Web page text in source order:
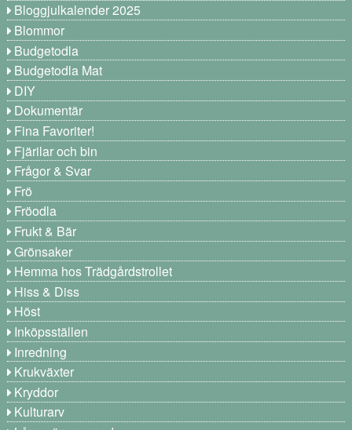
Bloggjulkalender 2025
Blommor
Budgetodla
Budgetodla Mat
DIY
Dokumentär
Fina Favoriter!
Fjärilar och bin
Frågor & Svar
Frö
Fröodla
Frukt & Bär
Grönsaker
Hemma hos Trädgårdstrollet
Hiss & Diss
Höst
Inköpsställen
Inredning
Krukväxter
Kryddor
Kulturarv